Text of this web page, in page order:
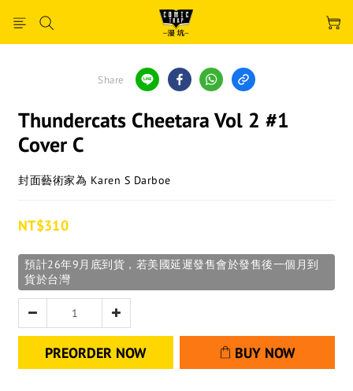
Share
Thundercats Cheetara Vol 2 #1
Cover C
封面藝術家為 Karen S Darboe
NT$310
預計26年9月底到貨，若美國延遲發售會於發售後一個月到
貨於台灣
PREORDER NOW BUY NOW